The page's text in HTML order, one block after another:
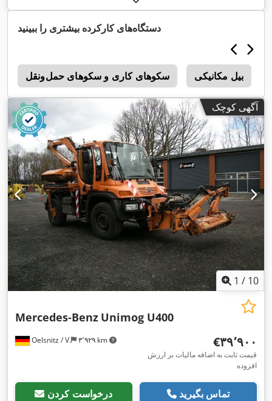
دستگاه‌های کارکرده بیشتری را ببینید
سکوهای کاری و سکوهای حمل‌ونقل بیل مکانیکی
آگهی کوچک
1 / 10
Oelsnitz / V. ۳٬۹۲۹ km
Mercedes-Benz Unimog U400
‎€۳۹٬۹۰۰
قیمت ثابت به اضافه مالیات بر ارزش
افزوده
درخواست کردن تماس بگیرید